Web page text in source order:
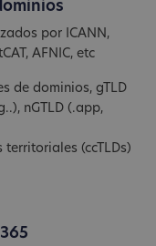
por ICANN,
AFNIC, etc
de dominios, gTLD
nGTLD (.app,
(ccTLDs)